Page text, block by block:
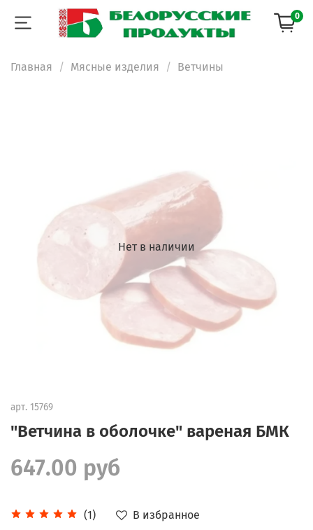
0
Главная Мясные изделия Ветчины
Нет в наличии
арт. 15769
"Ветчина в оболочке" вареная БМК
(1)
В избранное
647.00 руб